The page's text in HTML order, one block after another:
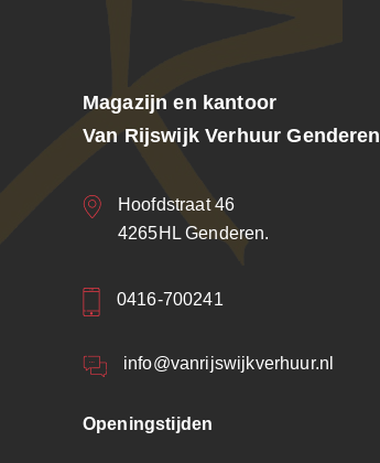
Magazijn en kantoor
Van Rijswijk Verhuur Genderen
Hoofdstraat 46
4265HL Genderen.
0416-700241
info@vanrijswijkverhuur.nl
Openingstijden